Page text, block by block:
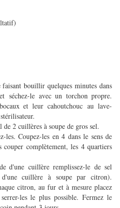
bouillir quelques minutes dans
séchez-le avec un torchon propre.
et leur cahoutchouc au lave-
2 cuillères à soupe de gros sel.
les. Coupez-les en 4 dans le sens de
couper complètement, les 4 quartiers
d'une cuillère remplissez-le de sel
cuillère à soupe par citron).
citron, au fur et à mesure placez
les le plus possible. Fermez le